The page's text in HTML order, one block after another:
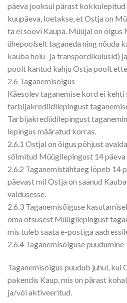
päeva jooksul pärast
kuupäeva, loetakse, et Ostja on
ta ei soovi Kaupa. Müüjal on
ühepoolselt taganeda ning nõuda
kauba hoiu- ja transpordikulusid)
poolt kantud kahju Ostja poolt
2.6 Taganemisõigus
Käesolev taganemise kord ei kehti
tarbijakrediidilepingust
Tarbijakrediidilepingust
lepingus määratud korras.
2.6.1 Ostjal on õigus põhjust
sõlmitud Müügilepingust 14
2.6.2 Taganemistähtaeg lõpeb 14
päevast mil Ostja on saanud
valdusesse.
2.6.3 Taganemisõiguse
oma otsusest Müügilepingust
mis tuleb saata e-postiga
2.6.4 Taganemisõiguse puudumine
Taganemisõigus puudub juhul, kui
pakendis Kaup, mis on pärast
ja/või aktiveeritud.